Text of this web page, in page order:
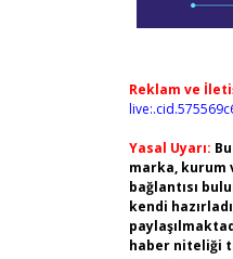
Reklam ve
Yasal Uyarı:
marka, kurum
bağlantısı
kendi
haber niteliği